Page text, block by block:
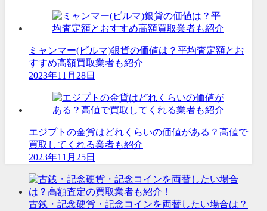
ミャンマー(ビルマ)銀貨の価値は？平均査定額とお
すすめ高額買取業者も紹介
2023年11月28日
エジプトの金貨はどれくらいの価値がある？高値で
買取してくれる業者も紹介
2023年11月25日
古銭・記念硬貨・記念コインを両替したい場合は？